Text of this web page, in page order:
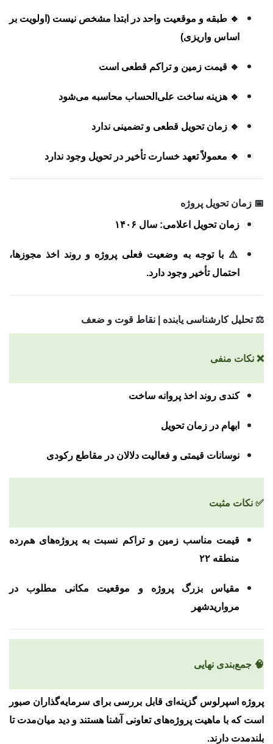
🔹 طبقه و موقعیت واحد در ابتدا مشخص نیست (اولویت بر
اساس واریزی)
🔹 قیمت زمین و تراکم قطعی است
🔹 هزینه ساخت علی‌الحساب محاسبه می‌شود
🔹 زمان تحویل قطعی و تضمینی ندارد
🔹 معمولاً تعهد خسارت تأخیر در تحویل وجود ندارد
📅 زمان تحویل پروژه
زمان تحویل اعلامی: سال ۱۴۰۶
⚠️ با توجه به وضعیت فعلی پروژه و روند اخذ مجوزها،
احتمال تأخیر وجود دارد.
⚖️ تحلیل کارشناسی یابنده | نقاط قوت و ضعف
❌ نکات منفی
کندی روند اخذ پروانه ساخت
ابهام در زمان تحویل
نوسانات قیمتی و فعالیت دلالان در مقاطع رکودی
✅ نکات مثبت
قیمت مناسب زمین و تراکم نسبت به پروژه‌های هم‌رده
منطقه ۲۲
مقیاس بزرگ پروژه و موقعیت مکانی مطلوب در
مرواریدشهر
🧠 جمع‌بندی نهایی
پروژه اسپرلوس گزینه‌ایقابل بررسی برای سرمایه‌گذاران صبور
است که با ماهیت پروژه‌های تعاونی آشنا هستند و دید میان‌مدت تا
بلندمدت دارند.